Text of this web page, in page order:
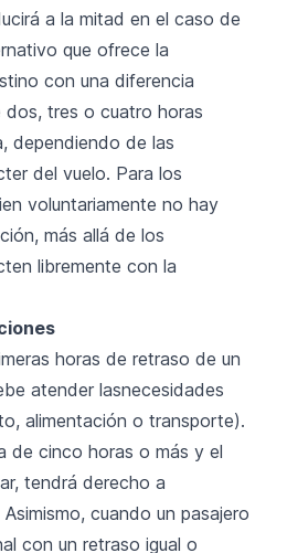
a la mitad en el caso de
que ofrece la
con una diferencia
tres o cuatro horas
dependiendo de las
del vuelo. Para los
voluntariamente no hay
más allá de los
libremente con la
horas de retraso de un
atender lasnecesidades
alimentación o transporte).
de cinco horas o más y el
tendrá derecho a
cuando un pasajero
con un retraso igual o